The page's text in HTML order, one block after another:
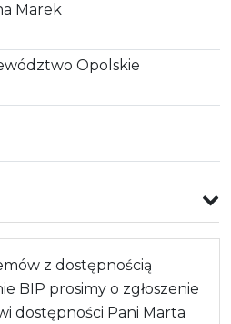
Marek
Opolskie
z dostępnością
BIP prosimy o zgłoszenie
dostępności Pani Marta